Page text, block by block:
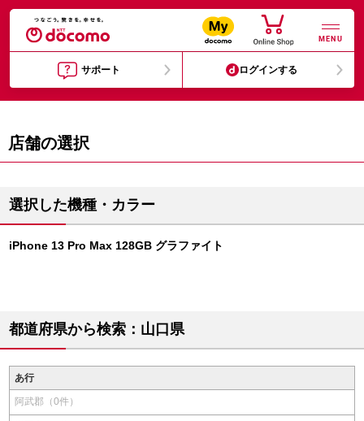
MENU
サポート ログインする
店舗の選択
選択した機種・カラー
iPhone 13 Pro Max 128GB グラファイト
都道府県から検索：山口県
あ行
阿武郡（0件）